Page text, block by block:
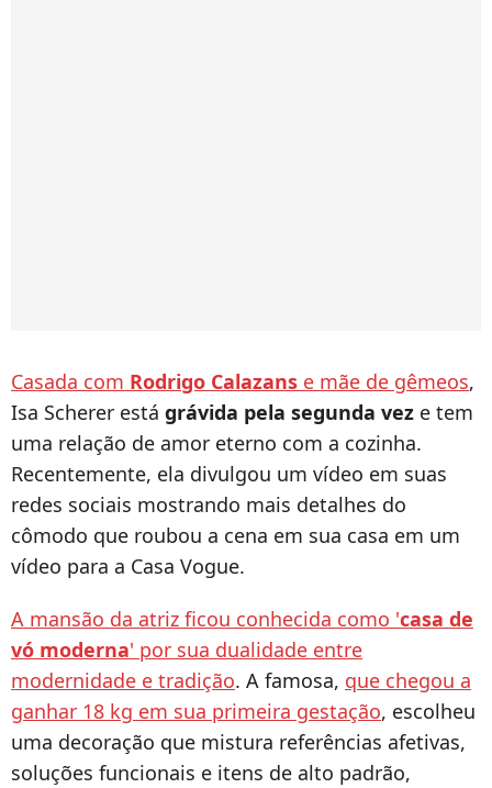
Casada com Rodrigo Calazans e mãe de gêmeos,
Isa Scherer está grávida pela segunda vez e tem
uma relação de amor eterno com a cozinha.
Recentemente, ela divulgou um vídeo em suas
redes sociais mostrando mais detalhes do
cômodo que roubou a cena em sua casa em um
vídeo para a Casa Vogue.
A mansão da atriz ficou conhecida como 'casa de
vó moderna' por sua dualidade entre
modernidade e tradição. A famosa, que chegou a
ganhar 18 kg em sua primeira gestação, escolheu
uma decoração que mistura referências afetivas,
soluções funcionais e itens de alto padrão,